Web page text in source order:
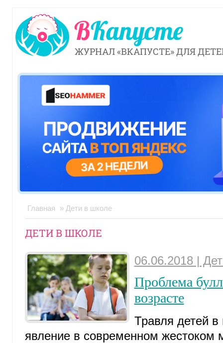
ЖУРНАЛ «ВКАПУСТЕ» ДЛЯ
Главная » Дети в школе
ДЕТИ В ШКОЛЕ
06.06.2018 |
Проблема
возрасте
Травля детей
явление в современном жестоком